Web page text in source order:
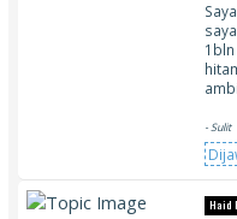
- Sulit
Haid